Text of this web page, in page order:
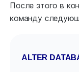
После этого в
команду
ALTER